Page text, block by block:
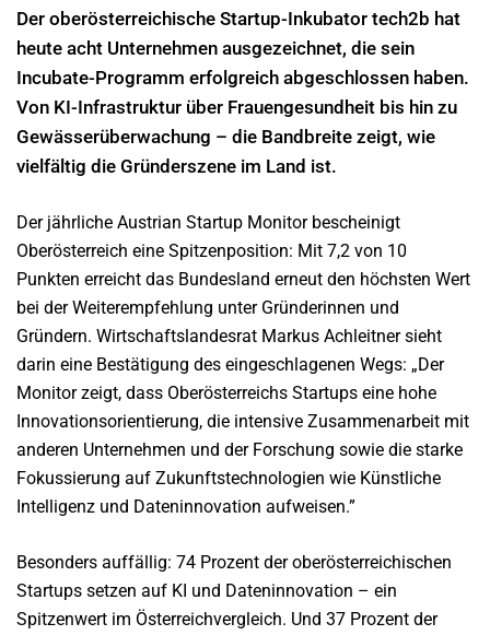
Der oberösterreichische Startup-Inkubator tech2b hat
heute acht Unternehmen ausgezeichnet, die sein
Incubate-Programm erfolgreich abgeschlossen haben.
Von KI-Infrastruktur über Frauengesundheit bis hin zu
Gewässerüberwachung – die Bandbreite zeigt, wie
vielfältig die Gründerszene im Land ist.
Der jährliche Austrian Startup Monitor bescheinigt
Oberösterreich eine Spitzenposition: Mit 7,2 von 10
Punkten erreicht das Bundesland erneut den höchsten Wert
bei der Weiterempfehlung unter Gründerinnen und
Gründern. Wirtschaftslandesrat Markus Achleitner sieht
darin eine Bestätigung des eingeschlagenen Wegs: „Der
Monitor zeigt, dass Oberösterreichs Startups eine hohe
Innovationsorientierung, die intensive Zusammenarbeit mit
anderen Unternehmen und der Forschung sowie die starke
Fokussierung auf Zukunftstechnologien wie Künstliche
Intelligenz und Dateninnovation aufweisen.”
Besonders auffällig: 74 Prozent der oberösterreichischen
Startups setzen auf KI und Dateninnovation – ein
Spitzenwert im Österreichvergleich. Und 37 Prozent der